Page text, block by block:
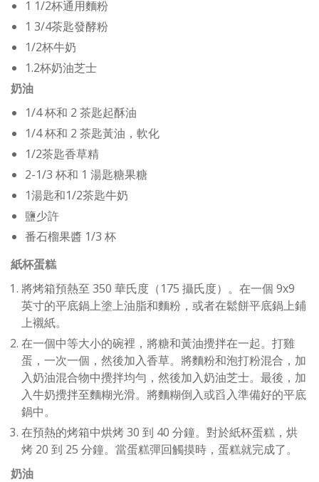
1 1/2杯通用麵粉
1 3/4茶匙發酵粉
1/2杯牛奶
1.2杯奶油芝士
奶油
1/4 杯和 2 茶匙起酥油
1/4 杯和 2 茶匙黃油，軟化
1/2茶匙香草精
2-1/3 杯和 1 湯匙糖果糖
1湯匙和1/2茶匙牛奶
鹽少許
番石榴果醬 1/3 杯
紙杯蛋糕
將烤箱預熱至 350 華氏度（175 攝氏度）。在一個 9x9
英寸的平底鍋上塗上油脂和麵粉，或者在鬆餅平底鍋上鋪
上襯紙。
在一個中等大小的碗裡，將糖和黃油攪拌在一起。打雞
蛋，一次一個，然後加入香草。將麵粉和泡打粉混合，加
入奶油混合物中攪拌均勻，然後加入奶油芝士。最後，加
入牛奶攪拌至麵糊光滑。將麵糊倒入或舀入準備好的平底
鍋中。
在預熱的烤箱中烘烤 30 到 40 分鐘。對於紙杯蛋糕，烘
烤 20 到 25 分鐘。當蛋糕彈回觸摸時，蛋糕就完成了。
奶油